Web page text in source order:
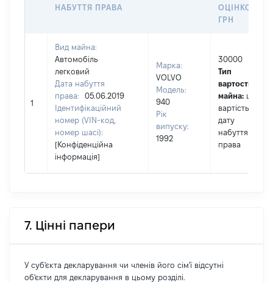
НАБУТТЯ ПРАВА
ОЦІНКОЮ,
ГРН
1
Вид майна:
Автомобіль
легковий
Дата набуття
права:
05.06.2019
Ідентифікаційний
номер (VIN-код,
номер шасі):
[Конфіденційна
інформація]
Марка:
VOLVO
Модель:
940
Рік
випуску:
1992
30000
Тип
вартості
майна: це
вартість на
дату
набуття
права
7. Цінні папери
У суб'єкта декларування чи членів його сім'ї відсутні
об'єкти для декларування в цьому розділі.